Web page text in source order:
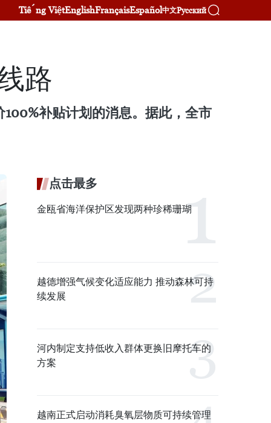
Tiếng ViệtEnglishFrançaisEspañol中文Русский
路
补贴计划的消息。据此，全市
点击最多
金瓯省海洋保护区发现两种珍稀珊瑚
越德增强气候变化适应能力 推动森林可持
续发展
河内制定支持低收入群体更换旧摩托车的
方案
越南正式启动消耗臭氧层物质可持续管理